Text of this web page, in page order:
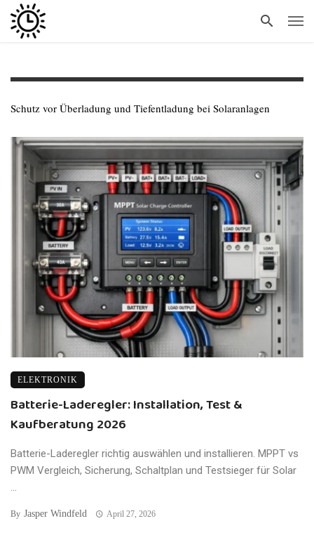
Schutz vor Überladung und Tiefentladung bei Solaranlagen
ELEKTRONIK
Batterie-Laderegler: Installation, Test &
Kaufberatung 2026
Batterie-Laderegler richtig auswählen und installieren. MPPT vs
PWM Vergleich, Sicherung, Schaltplan und Testsieger für Solar
By Jasper Windfeld April 27, 2026